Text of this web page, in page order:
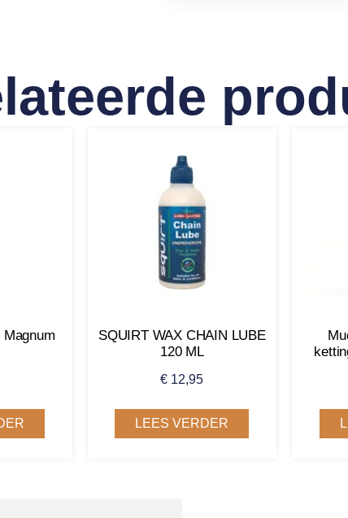
SQUIRT WAX CHAIN LUBE
120 ML
€ 12,95
LEES VERDER